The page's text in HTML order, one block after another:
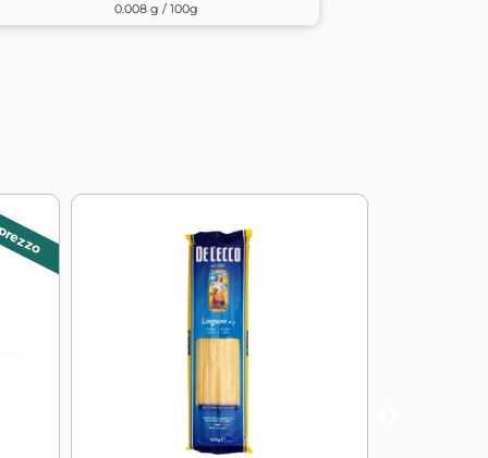
0.008 g / 100g